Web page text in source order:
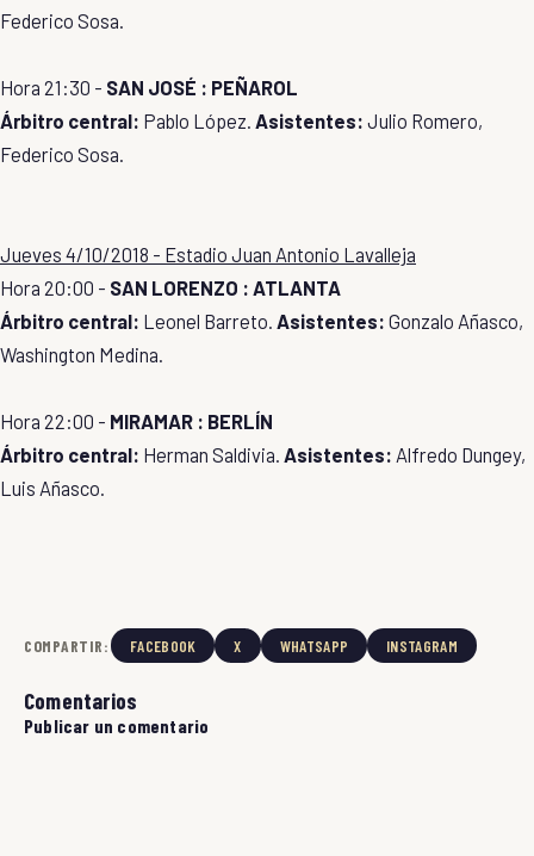
Federico Sosa.
Hora 21:30 - SAN JOSÉ : PEÑAROL
Árbitro central: Pablo López. Asistentes: Julio Romero,
Federico Sosa.
Jueves 4/10/2018 - Estadio Juan Antonio Lavalleja
Hora 20:00 - SAN LORENZO : ATLANTA
Árbitro central: Leonel Barreto. Asistentes: Gonzalo Añasco,
Washington Medina.
Hora 22:00 - MIRAMAR : BERLÍN
Árbitro central: Herman Saldivia. Asistentes: Alfredo Dungey,
Luis Añasco.
COMPARTIR: FACEBOOK X WHATSAPP INSTAGRAM
Comentarios
Publicar un comentario